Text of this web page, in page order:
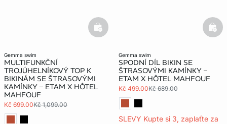
gemma swim
MULTIFUNKČNÍ
TROJÚHELNÍKOVÝ TOP K
BIKINÁM SE ŠTRASOVÝMI
KAMÍNKY – ETAM X HÔTEL
MAHFOUF
Kč 699.00Kč 1,099.00
basketfull
gemma swim
SPODNÍ DÍL BIKIN SE
ŠTRASOVÝMI KAMÍNKY –
ETAM X HÔTEL MAHFOUF
Kč 499.00Kč 689.00
SLEVY Kupte si 3, zaplaťte za